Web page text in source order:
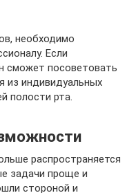
необходимо
Если
сможет посоветовать
из индивидуальных
полости рта.
распространяется
задачи проще и
стороной и